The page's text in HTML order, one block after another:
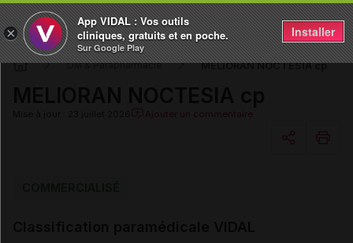
DM & Parapharmacie MELIORAN NOCTESIA cp
Ajouter un commentaire
×
App VIDAL : Vos outils
cliniques, gratuits et en poche.
Sur Google Play
Installer